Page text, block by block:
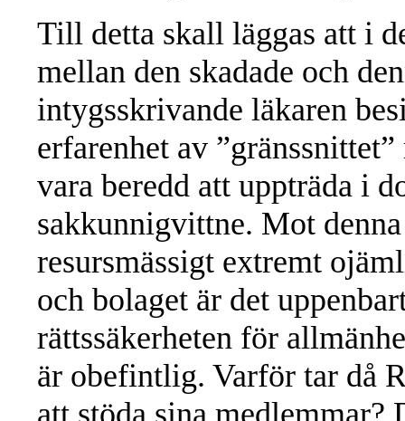
Till detta skall läggas att i
mellan den skadade och
intygsskrivande läkaren
erfarenhet av
vara beredd att uppträda i
sakkunnigvittne. Mot
resursmässigt extremt
och bolaget är det
rättssäkerheten för
är obefintlig. Varför tar då
att stöda sina medlemmar?